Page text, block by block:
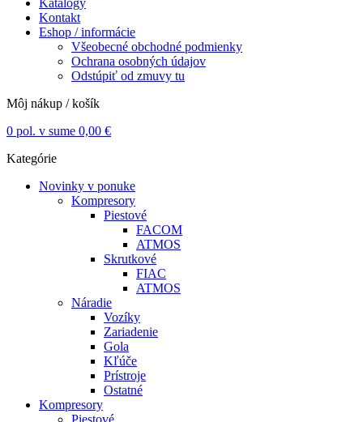
Katalógy
Kontakt
Eshop / informácie
Všeobecné obchodné podmienky
Ochrana osobných údajov
Odstúpiť od zmuvy tu
Môj nákup / košík
0 pol. v sume 0,00 €
Kategórie
Novinky v ponuke
Kompresory
Piestové
FACOM
ATMOS
Skrutkové
FIAC
ATMOS
Náradie
Vozíky
Zariadenie
Gola
Kľúče
Prístroje
Ostatné
Kompresory
Piestové